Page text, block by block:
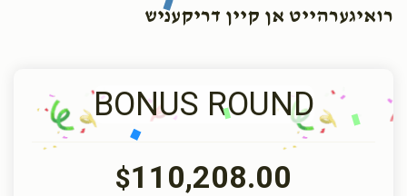
רואיגערהייט אן קיין דריקעניש
BONUS ROUND
$110,208.00